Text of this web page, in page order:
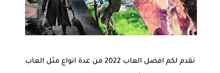
نقدم لكم افضل العاب 2022 من عدة انواع مثل العاب